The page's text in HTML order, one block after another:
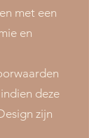
met een
en
deze
zijn